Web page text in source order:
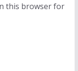
this browser for